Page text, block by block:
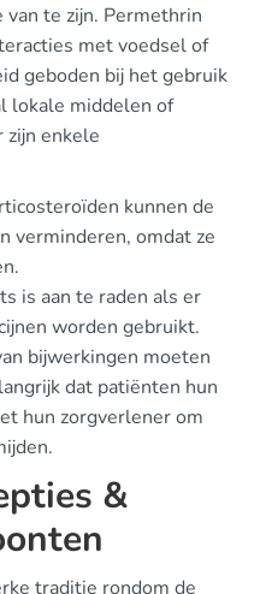
van te zijn. Permethrin
met voedsel of
geboden bij het gebruik
lokale middelen of
zijn enkele
kunnen de
verminderen, omdat ze
is aan te raden als er
worden gebruikt.
bijwerkingen moeten
dat patiënten hun
hun zorgverlener om
&
traditie rondom de